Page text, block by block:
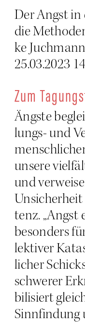
Der Angst in
die
ke Juchmann
25.03.2023
Zum
Ängs­te
lungs- und
unse­re
und
tenz. „Angst
beson­ders
lek­ti­ver
li­cher
schwe­rer
bi­li­siert
Sinn­fin­dung